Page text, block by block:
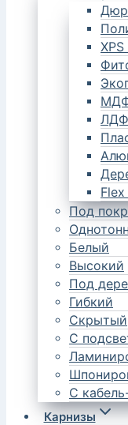
ЛДФ
Под
Белый
Высокий
Под
Гибкий
Скрытый
С
С
Карнизы